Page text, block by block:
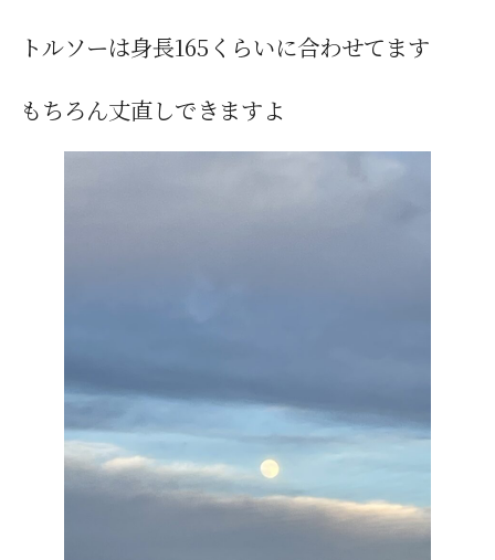
トルソーは身長165くらいに合わせてます
もちろん丈直しできますよ